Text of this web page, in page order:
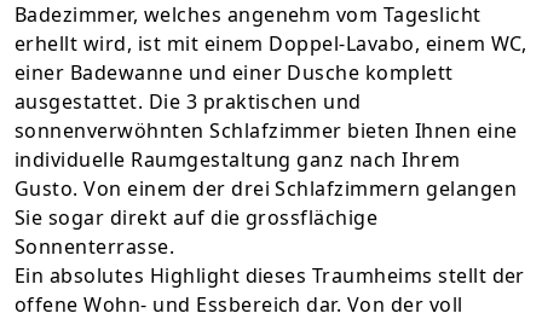
Badezimmer, welches angenehm vom Tageslicht
erhellt wird, ist mit einem Doppel-Lavabo, einem WC,
einer Badewanne und einer Dusche komplett
ausgestattet. Die 3 praktischen und
sonnenverwöhnten Schlafzimmer bieten Ihnen eine
individuelle Raumgestaltung ganz nach Ihrem
Gusto. Von einem der drei Schlafzimmern gelangen
Sie sogar direkt auf die grossflächige
Sonnenterrasse.
Ein absolutes Highlight dieses Traumheims stellt der
offene Wohn- und Essbereich dar. Von der voll